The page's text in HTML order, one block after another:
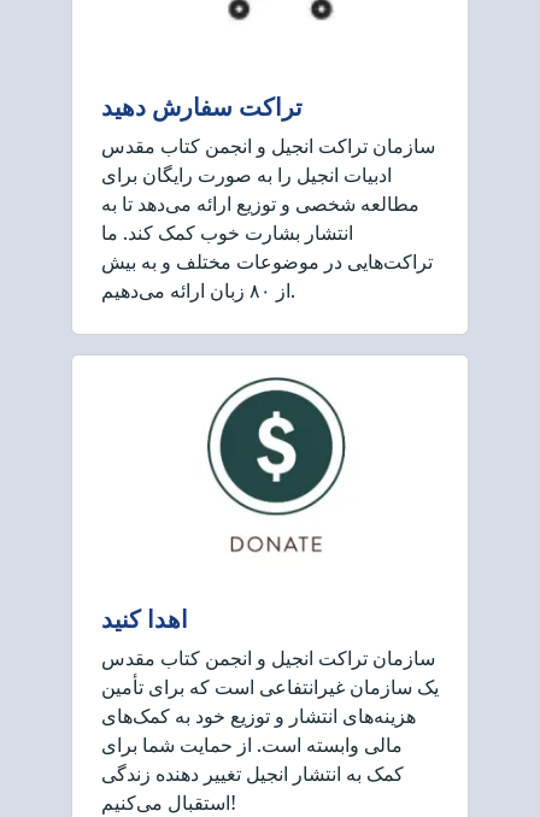
تراکت سفارش دهید
سازمان تراکت انجیل و انجمن کتاب مقدس
ادبیات انجیل را به صورت رایگان برای
مطالعه شخصی و توزیع ارائه می‌دهد تا به
انتشار بشارت خوب کمک کند. ما
تراکت‌هایی در موضوعات مختلف و به بیش
از ۸۰ زبان ارائه می‌دهیم.
اهدا کنید
سازمان تراکت انجیل و انجمن کتاب مقدس
یک سازمان غیرانتفاعی است که برای تأمین
هزینه‌های انتشار و توزیع خود به کمک‌های
مالی وابسته است. از حمایت شما برای
کمک به انتشار انجیل تغییر دهنده زندگی
استقبال می‌کنیم!